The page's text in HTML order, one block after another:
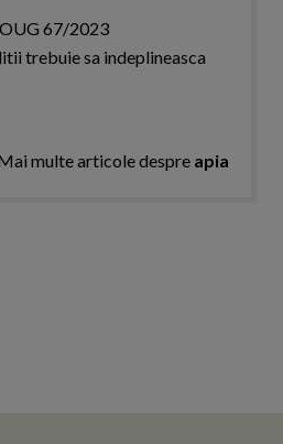
67/2023
trebuie sa indeplineasca
multe articole despre apia